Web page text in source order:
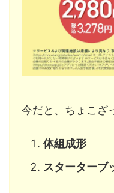
今だと、ちょこざ
体組成形
スターターブ